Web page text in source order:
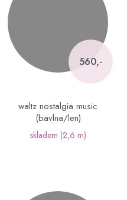
560,-
waltz nostalgia music
(bavlna/len)
skladem (2,6 m)